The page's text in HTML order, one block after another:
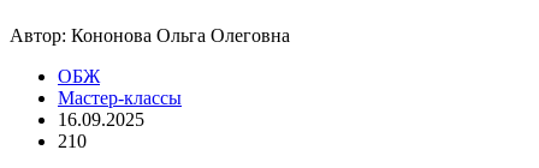
Автор: Кононова Ольга Олеговна
ОБЖ
Мастер-классы
16.09.2025
210